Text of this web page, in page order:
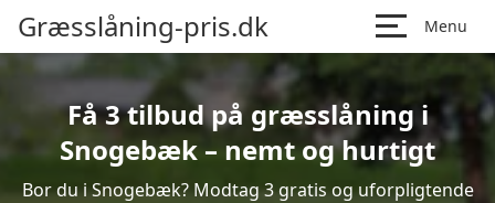
Græsslåning-pris.dk Menu
Få 3 tilbud på græsslåning i
Snogebæk – nemt og hurtigt
Bor du i Snogebæk? Modtag 3 gratis og uforpligtende